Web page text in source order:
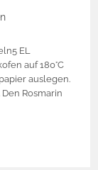
EL
auf 180°C
auslegen.
Rosmarin